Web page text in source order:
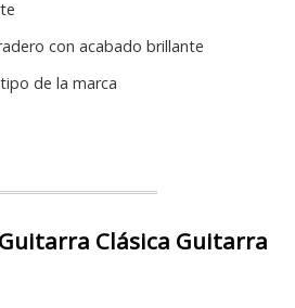
con acabado brillante
de la marca
Clásica Guitarra